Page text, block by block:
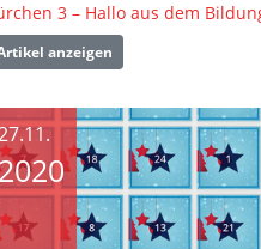
3 – Hallo aus dem
anzeigen